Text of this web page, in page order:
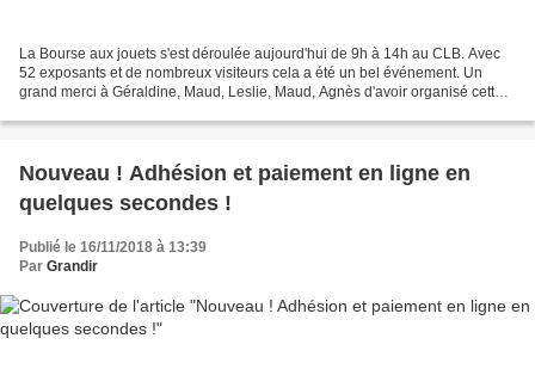
La Bourse aux jouets s'est déroulée aujourd'hui de 9h à 14h au CLB. Avec
52 exposants et de nombreux visiteurs cela a été un bel événement. Un
grand merci à Géraldine, Maud, Leslie, Maud, Agnès d'avoir organisé cette
Nouveau ! Adhésion et paiement en ligne en
quelques secondes !
Publié le 16/11/2018 à 13:39
Par Grandir